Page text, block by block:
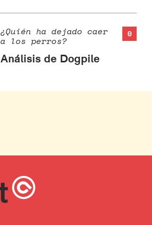
0
¿Quién ha dejado caer
a los perros?
Análisis de Dogpile